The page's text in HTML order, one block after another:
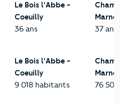
Le Bois l'Abbe -
Coeuilly
36 ans
Marne
37 ans
Le Bois l'Abbe -
Coeuilly
9 018 habitants
Marne
76 508